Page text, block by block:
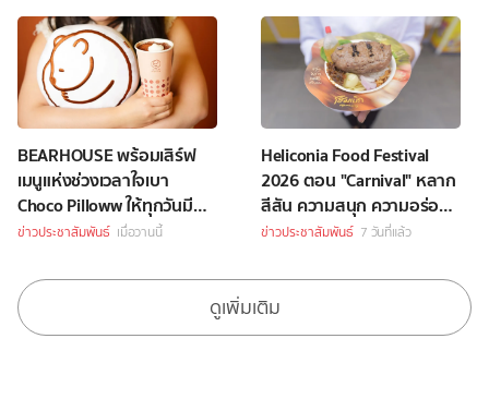
รายการราคา 349 บาทขึ้นไป
BEARHOUSE พร้อมเสิร์ฟ
เมนูแห่งช่วงเวลาใจเบา
Choco Pilloww ให้ทุกวันมี
“Soft Moment”
ข่าวประชาสัมพันธ์ เมื่อวานนี้
Heliconia Food Festival
2026 ตอน "Carnival" หลาก
สีสัน ความสนุก ความอร่อย
Celebrity Chef กว่า 70 ชีวิต
ข่าวประชาสัมพันธ์ 7 วันที่แล้ว
ดูเพิ่มเติม